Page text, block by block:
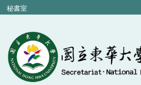
跳
到
內
容
區
秘書室